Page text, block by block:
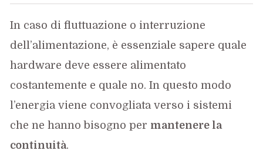
In caso di fluttuazione o interruzione
dell’alimentazione, è essenziale sapere quale
hardware deve essere alimentato
costantemente e quale no. In questo modo
l’energia viene convogliata verso i sistemi
che ne hanno bisogno per mantenere la
continuità.